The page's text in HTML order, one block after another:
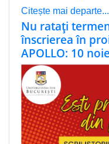
Citește mai departe...
Nu ratați
înscrierea în
APOLLO: 10